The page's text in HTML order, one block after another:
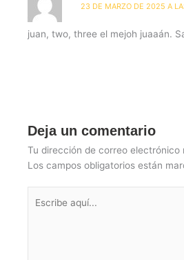
23 DE MARZO DE 2025 A
juan, two, three el mejoh juaaán.
Deja un comentario
Tu dirección de correo electrónico
Los campos obligatorios están
aquí...